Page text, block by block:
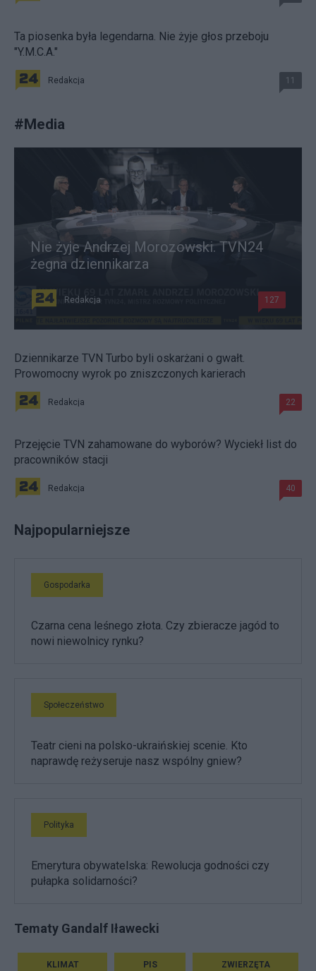
Ta piosenka była legendarna. Nie żyje głos przeboju
"Y.M.C.A."
Redakcja 11
#Media
Nie żyje Andrzej Morozowski. TVN24
żegna dziennikarza
Redakcja 127
Dziennikarze TVN Turbo byli oskarżani o gwałt.
Prowomocny wyrok po zniszczonych karierach
Redakcja 22
Przejęcie TVN zahamowane do wyborów? Wyciekł list do
pracowników stacji
Redakcja 40
Najpopularniejsze
Gospodarka
Czarna cena leśnego złota. Czy zbieracze jagód to
nowi niewolnicy rynku?
Społeczeństwo
Teatr cieni na polsko-ukraińskiej scenie. Kto
naprawdę reżyseruje nasz wspólny gniew?
Polityka
Emerytura obywatelska: Rewolucja godności czy
pułapka solidarności?
Tematy Gandalf Iławecki
KLIMAT PIS ZWIERZĘTA